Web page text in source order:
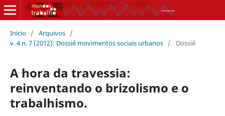
Início / Arquivos /
v. 4 n. 7 (2012): Dossiê movimentos sociais urbanos / Dossiê
A hora da travessia:
reinventando o brizolismo e o
trabalhismo.